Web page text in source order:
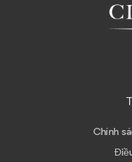
Chính